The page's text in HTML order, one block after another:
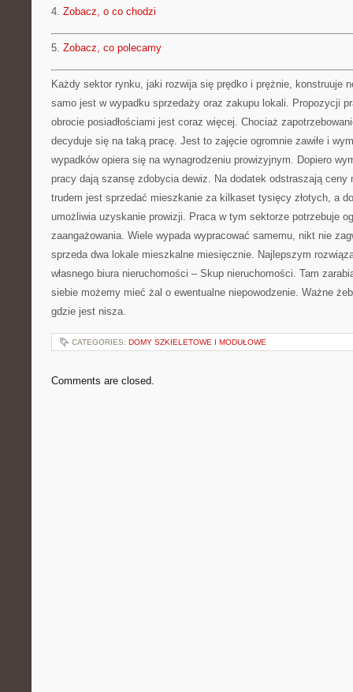
4. Zobacz, o co chodzi
5. Zobacz, co polecamy
Każdy sektor rynku, jaki rozwija się prędko i prężnie, konstruuje
samo jest w wypadku sprzedaży oraz zakupu lokali. Propozycji
obrocie posiadłościami jest coraz więcej. Chociaż
decyduje się na taką pracę. Jest to zajęcie ogromnie zawiłe i
wypadków opiera się na wynagrodzeniu prowizyjnym. Dopiero
pracy dają szansę zdobycia dewiz. Na dodatek odstraszają ceny
trudem jest sprzedać mieszkanie za kilkaset tysięcy złotych, a
umożliwia uzyskanie prowizji. Praca w tym sektorze potrzebuje
zaangażowania. Wiele wypada wypracować samemu, nikt nie
sprzeda dwa lokale mieszkalne miesięcznie. Najlepszym
własnego biura nieruchomości – Skup nieruchomości. Tam
siebie możemy mieć żal o ewentualne niepowodzenie. Ważne
gdzie jest nisza.
CATEGORIES: DOMY SZKIELETOWE I MODUŁOWE
Comments are closed.